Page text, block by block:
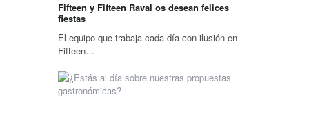
Fifteen y Fifteen Raval os desean felices
fiestas
El equipo que trabaja cada día con ilusión en
Fifteen…